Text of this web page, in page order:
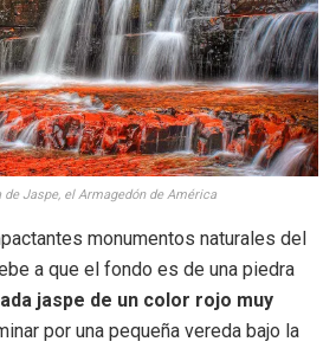
de Jaspe, el Armagedón de América
monumentos naturales del
a que el fondo es de una piedra
jaspe de un color rojo muy
por una pequeña vereda bajo la